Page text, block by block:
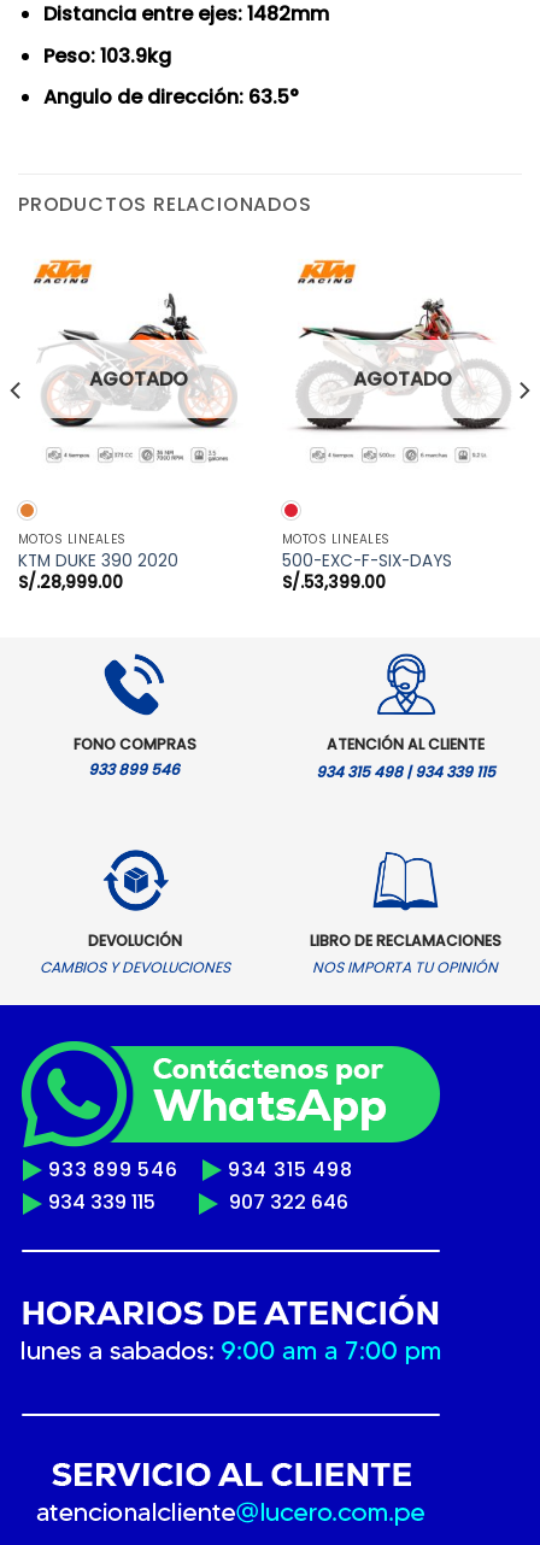
Distancia entre ejes: 1482mm
Peso: 103.9kg
Angulo de dirección: 63.5°
PRODUCTOS RELACIONADOS
AGOTADO
MOTOS LINEALES
KTM DUKE 390 2020
S/.28,999.00
AGOTADO
MOTOS LINEALES
500-EXC-F-SIX-DAYS
S/.53,399.00
FONO COMPRAS
933 899 546
ATENCIÓN AL CLIENTE
934 315 498 | 934 339 115
DEVOLUCIÓN
CAMBIOS Y DEVOLUCIONES
LIBRO DE RECLAMACIONES
NOS IMPORTA TU OPINIÓN
933 899 546
934 315 498
934 339 115
907 322 646